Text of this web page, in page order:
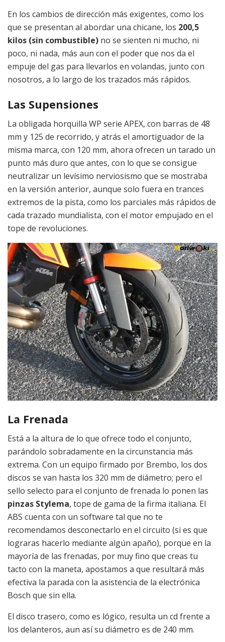
En los cambios de dirección más exigentes, como los
que se presentan al abordar una chicane, los 200,5
kilos (sin combustible) no se sienten ni mucho, ni
poco, ni nada, más aun con el poder que nos da el
empuje del gas para llevarlos en volandas, junto con
nosotros, a lo largo de los trazados más rápidos.
Las Supensiones
La obligada horquilla WP serie APEX, con barras de 48
mm y 125 de recorrido, y atrás el amortiguador de la
misma marca, con 120 mm, ahora ofrecen un tarado un
punto más duro que antes, con lo que se consigue
neutralizar un levísimo nerviosismo que se mostraba
en la versión anterior, aunque solo fuera en trances
extremos de la pista, como los parciales más rápidos de
cada trazado mundialista, con el motor empujado en el
tope de revoluciones.
La Frenada
Está a la altura de lo que ofrece todo el conjunto,
parándolo sobradamente en la circunstancia más
extrema. Con un equipo firmado por Brembo, los dos
discos se van hasta los 320 mm de diámetro; pero el
sello selecto para el conjunto de frenada lo ponen las
pinzas Stylema, tope de gama de la firma italiana. El
ABS cuenta con un software tal que no te
recomendamos desconectarlo en el circuito (si es que
lograras hacerlo mediante algún apaño), porque en la
mayoría de las frenadas, por muy fino que creas tu
tacto con la maneta, apostamos a que resultará más
efectiva la parada con la asistencia de la electrónica
Bosch que sin ella.
El disco trasero, como es lógico, resulta un cd frente a
los delanteros, aun así su diámetro es de 240 mm.